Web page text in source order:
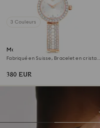
3 Couleurs
Montre bracelet-jonc Matrix
pearl
Fabriqué en Suisse, Bracelet en cristal,
380 EUR